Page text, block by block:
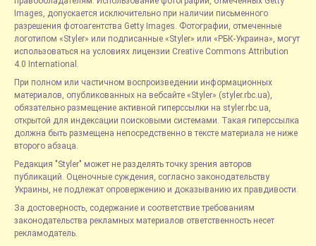
Images, допускается исключительно при наличии письменного
разрешения фотоагентства Getty Images. Фотографии, отмеченные
логотипом «Styler» или подписанные «Styler» или «РБК-Украина», могут
использоваться на условиях лицензии Creative Commons Attribution
4.0 International.
При полном или частичном воспроизведении информационных
материалов, опубликованных на вебсайте «Styler» (styler.rbc.ua),
обязательно размещение активной гиперссылки на styler.rbc.ua,
открытой для индексации поисковыми системами. Такая гиперссылка
должна быть размещена непосредственно в тексте материала не ниже
второго абзаца.
Редакция "Styler" может не разделять точку зрения авторов
публикаций. Оценочные суждения, согласно законодательству
Украины, не подлежат опровержению и доказыванию их правдивости.
За достоверность, содержание и соответствие требованиям
законодательства рекламных материалов ответственность несет
рекламодатель.